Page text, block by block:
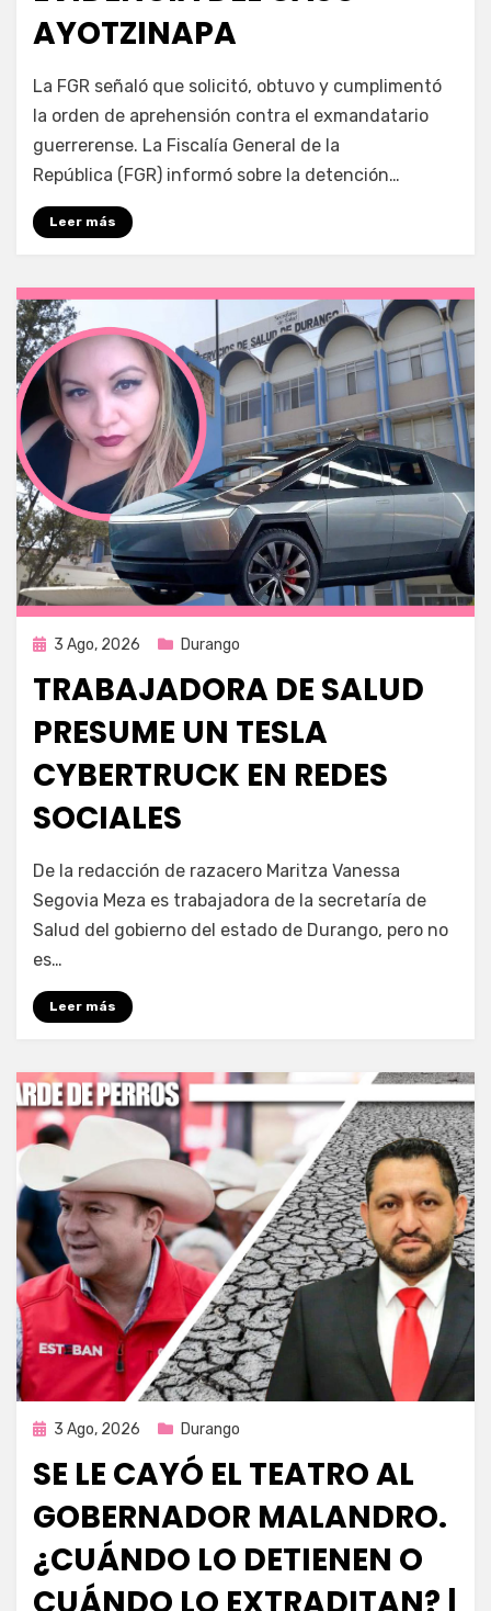
AYOTZINAPA
porFernando Miranda Servín
La FGR señaló que solicitó, obtuvo y cumplimentó
la orden de aprehensión contra el exmandatario
guerrerense. La Fiscalía General de la
República (FGR) informó sobre la detención…
Leer más
Publicada
3 Ago, 2026 Durango
TRABAJADORA DE SALUD
PRESUME UN TESLA
CYBERTRUCK EN REDES
SOCIALES
por Fernando Miranda Servín
De la redacción de razacero Maritza Vanessa
Segovia Meza es trabajadora de la secretaría de
Salud del gobierno del estado de Durango, pero no
es…
Leer más
Publicada
3 Ago, 2026 Durango
SE LE CAYÓ EL TEATRO AL
GOBERNADOR MALANDRO.
¿CUÁNDO LO DETIENEN O